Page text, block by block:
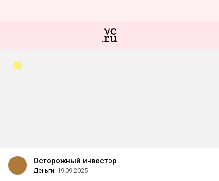
Осторожный инвестор
Деньги 19.09.2025